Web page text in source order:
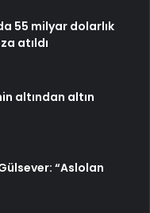
55 milyar dolarlık
atıldı
altından altın
“Aslolan